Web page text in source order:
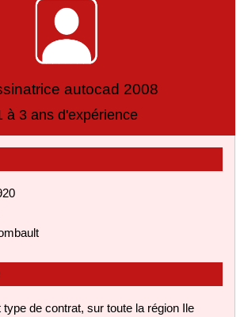
autocad 2008
à 3 ans d'expérience
de contrat, sur toute la région Ile